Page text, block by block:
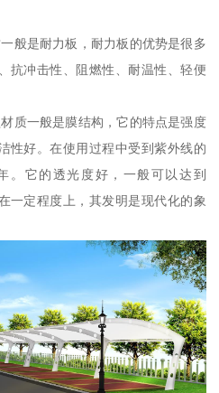
般是耐力板，耐力板的优势是很多
抗冲击性、阻燃性、耐温性、轻便
质一般是膜结构，它的特点是强度
性好。在使用过程中受到紫外线的
。它的透光度好，一般可以达到
一定程度上，其发明是现代化的象